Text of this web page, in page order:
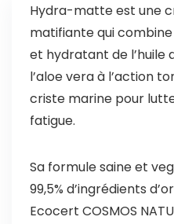
Hydra-matte est une
matifiante qui
et hydratant de l’huile
l’aloe vera à l’action
criste marine pour
fatigue.
Sa formule saine et
99,5% d’ingrédients
Ecocert COSMOS